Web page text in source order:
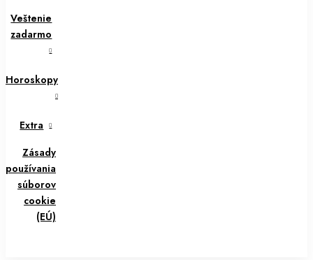
Veštenie
zadarmo
Horoskopy
Extra
Zásady
používania
súborov
cookie
(EÚ)